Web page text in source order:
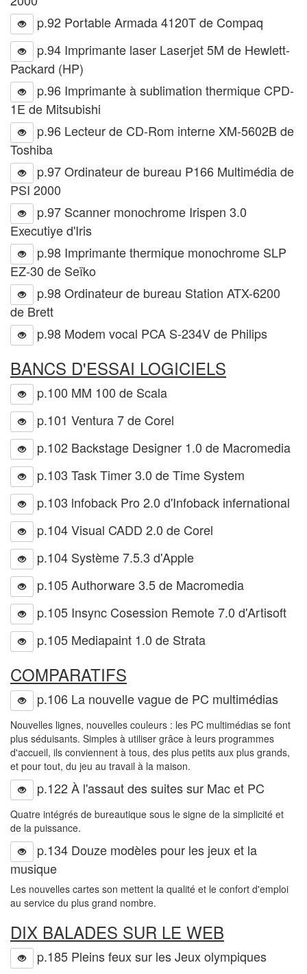
p.92 Portable Armada 4120T de Compaq
p.94 Imprimante laser Laserjet 5M de Hewlett-
Packard (HP)
p.96 Imprimante à sublimation thermique CPD-
1E de Mitsubishi
p.96 Lecteur de CD-Rom interne XM-5602B de
Toshiba
p.97 Ordinateur de bureau P166 Multimédia de
PSI 2000
p.97 Scanner monochrome Irispen 3.0
Executiye d'Iris
p.98 Imprimante thermique monochrome SLP
EZ-30 de Seïko
p.98 Ordinateur de bureau Station ATX-6200
de Brett
p.98 Modem vocal PCA S-234V de Philips
BANCS D'ESSAI LOGICIELS
p.100 MM 100 de Scala
p.101 Ventura 7 de Corel
p.102 Backstage Designer 1.0 de Macromedia
p.103 Task Timer 3.0 de Time System
p.103 lnfoback Pro 2.0 d'Infoback infernational
p.104 Visual CADD 2.0 de Corel
p.104 Système 7.5.3 d'Apple
p.105 Authorware 3.5 de Macromedia
p.105 Insync Cosession Remote 7.0 d'Artisoft
p.105 Mediapaint 1.0 de Strata
COMPARATIFS
p.106 La nouvelle vague de PC multimédias
Nouvelles lignes, nouvelles couleurs : les PC multimédias se font
plus séduisants. Simples à utiliser grâce à leurs programmes
d'accueil, ils conviennent à tous, des plus petits aux plus grands,
et pour tout, du jeu au travail à la maison.
p.122 À l'assaut des suites sur Mac et PC
Quatre intégrés de bureautique sous le signe de la simplicité et
de la puissance.
p.134 Douze modèles pour les jeux et la
musique
Les nouvelles cartes son mettent la qualité et le confort d'emploi
au service du plus grand nombre.
DIX BALADES SUR LE WEB
p.185 Pleins feux sur les Jeux olympiques